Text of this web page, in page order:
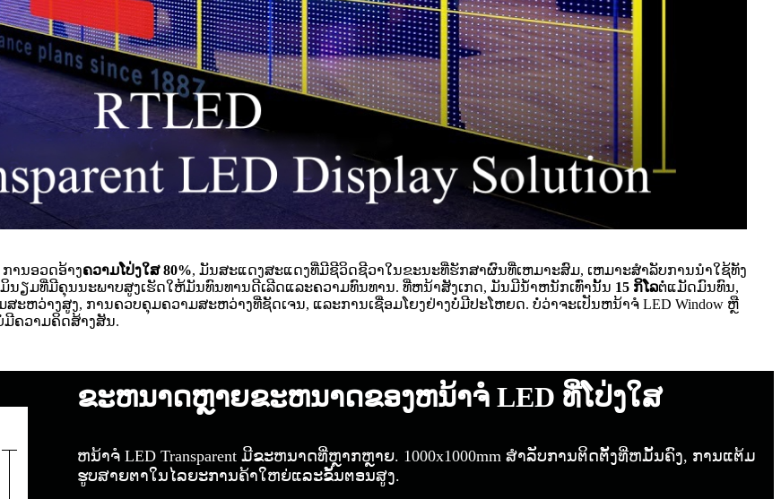
ານອວດອ້າງຄວາມໂປ່ງໃສ 80%, ມັນສະແດງສະແດງທີ່ມີຊີວິດຊີວາໃນຂະນະທີ່ຮັກສາຜົນທີ່ເຫມາະສົມ, ເຫມາະສໍາລັບການນໍາໃຊ້ທັງ
ຽມທີ່ມີຄຸນນະພາບສູງເຮັດໃຫ້ມັນທົນທານດີເລີດແລະຄວາມທົນທານ. ທີ່ຫນ້າສັງເກດ, ມັນມີນ້ໍາຫນັກເທົ່ານັ້ນ 15 ກິໂລຕໍ່ແມັດມົນທົນ,
ຫວ່າງສູງ, ການຄວບຄຸມຄວາມສະຫວ່າງທີ່ຊັດເຈນ, ແລະການເຊື່ອມໂຍງຢ່າງບໍ່ມີປະໂຫຍດ. ບໍ່ວ່າຈະເປັນຫນ້າຈໍ LED Window ຫຼື
ມີຄວາມຄິດສ້າງສັນ.
ຂະຫນາດຫຼາຍຂະຫນາດຂອງຫນ້າຈໍ LED ທີ່ໂປ່ງໃສ
ຫນ້າຈໍ LED Transparent ມີຂະຫນາດທີ່ຫຼາກຫຼາຍ. 1000x1000mm ສໍາລັບການຕິດຕັ້ງທີ່ຫມັ້ນຄົງ, ການແຕ້ມ
ຮູບສາຍຕາໃນໄລຍະການຄ້າໃຫຍ່ແລະຂັ້ນຕອນສູງ.